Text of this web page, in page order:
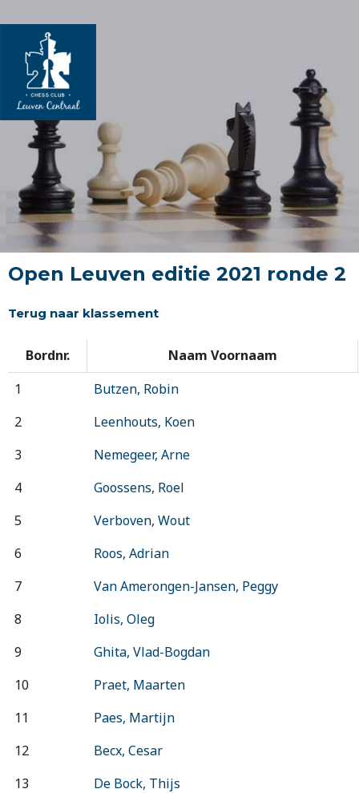
naar
inhoud
Open Leuven editie 2021 ronde 2
Terug naar klassement
Bordnr.
Naam Voornaam
1
Butzen, Robin
2
Leenhouts, Koen
3
Nemegeer, Arne
4
Goossens, Roel
5
Verboven, Wout
6
Roos, Adrian
7
Van Amerongen-Jansen, Peggy
8
Iolis, Oleg
9
Ghita, Vlad-Bogdan
10
Praet, Maarten
11
Paes, Martijn
12
Becx, Cesar
13
De Bock, Thijs